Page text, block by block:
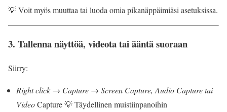
💡 Voit myös muuttaa tai luoda omia pikanäppäimiäsi asetuksissa.
3. Tallenna näyttöä, videota tai ääntä suoraan
Siirry:
Right click → Capture → Screen Capture, Audio Capture tai
VideoCapture 💡 Täydellinen muistiinpanoihin